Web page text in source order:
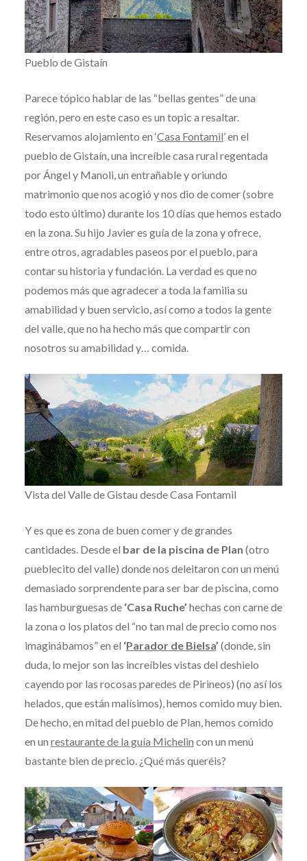
Pueblo de Gistaín
Parece tópico hablar de las “bellas gentes” de una
región, pero en este caso es un topic a resaltar.
Reservamos alojamiento en ‘Casa Fontamil’ en el
pueblo de Gistaín, una increíble casa rural regentada
por Ángel y Manoli, un entrañable y oriundo
matrimonio que nos acogió y nos dio de comer (sobre
todo esto último) durante los 10 días que hemos estado
en la zona. Su hijo Javier es guía de la zona y ofrece,
entre otros, agradables paseos por el pueblo, para
contar su historia y fundación. La verdad es que no
podemos más que agradecer a toda la familia su
amabilidad y buen servicio, así como a todos la gente
del valle, que no ha hecho más que compartir con
nosotros su amabilidad y… comida.
Vista del Valle de Gistau desde Casa Fontamil
Y es que es zona de buen comer y de grandes
cantidades. Desde el bar de la piscina de Plan (otro
pueblecito del valle) donde nos deleitaron con un menú
demasiado sorprendente para ser bar de piscina, como
las hamburguesas de‘Casa Ruche’ hechas con carne de
la zona o los platos del “no tan mal de precio como nos
imaginábamos” en el ‘Parador de Bielsa’ (donde, sin
duda, lo mejor son las increíbles vistas del deshielo
cayendo por las rocosas paredes de Pirineos) (no así los
helados, que están malísimos), hemos comido muy bien.
De hecho, en mitad del pueblo de Plan, hemos comido
en un restaurante de la guía Michelin con un menú
bastante bien de precio. ¿Qué más queréis?